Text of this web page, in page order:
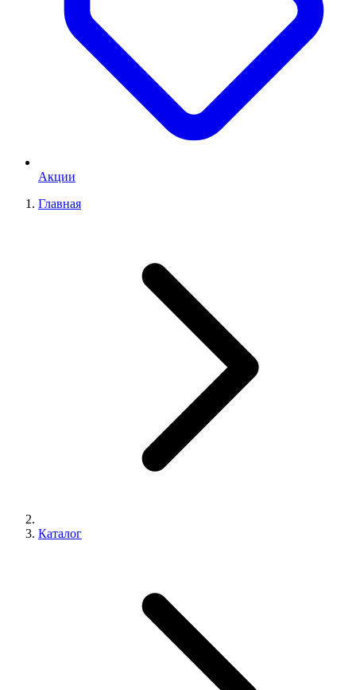
Акции
Главная
Каталог